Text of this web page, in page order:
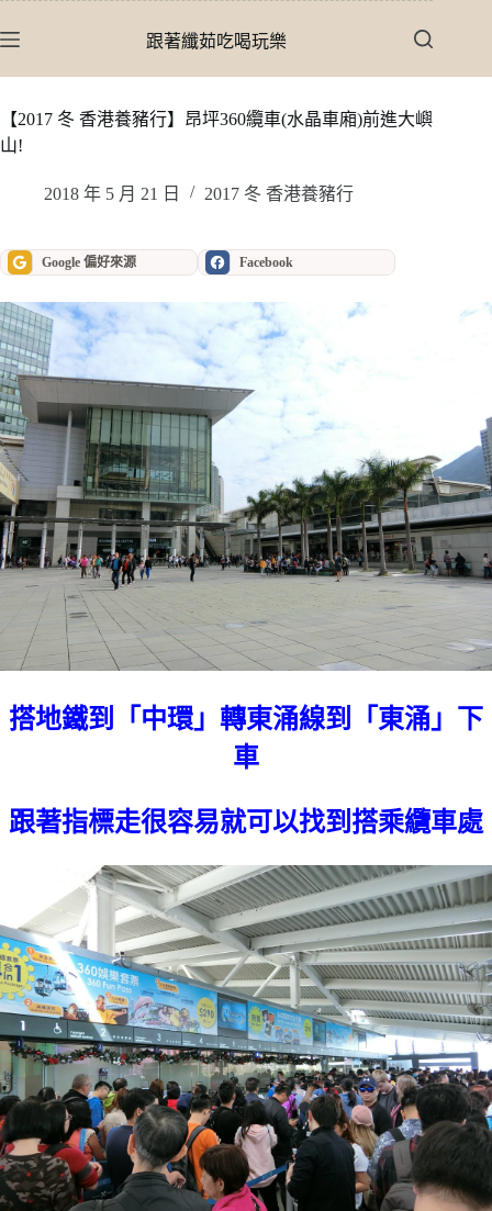
至
內
容
跟著纖茹吃喝玩樂
【2017 冬 香港養豬行】昂坪360纜車(水晶車廂)前進大嶼
山!
2018 年 5 月 21 日 2017 冬 香港養豬行
Google 偏好來源 Facebook
搭地鐵到「中環」轉東涌線到「東涌」下
車
跟著指標走很容易就可以找到搭乘纜車處